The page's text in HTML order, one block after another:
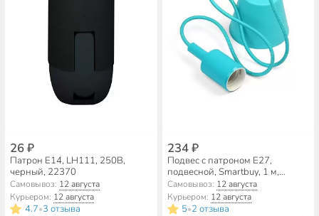
26 ₽
Патрон E14, LH111, 250В,
черный, 22370
Самовывоз: 12 августа
Курьером: 12 августа
4.7•3 отзыва
234 ₽
Подвес с патроном E27,
подвесной, Smartbuy, 1 м,
бирюзовый, SBE-CLHE27s-t
Самовывоз: 12 августа
Курьером: 12 августа
5•2 отзыва